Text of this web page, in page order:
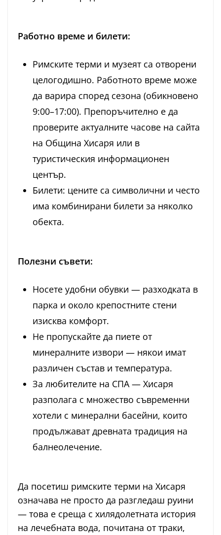
Работно време и билети:
Римските терми и музеят са отворени
целогодишно. Работното време може
да варира според сезона (обикновено
9:00–17:00). Препоръчително е да
проверите актуалните часове на сайта
на Община Хисаря или в
туристическия информационен
център.
Билети: цените са символични и често
има комбинирани билети за няколко
обекта.
Полезни съвети:
Носете удобни обувки — разходката в
парка и около крепостните стени
изисква комфорт.
Не пропускайте да пиете от
минералните извори — някои имат
различен състав и температура.
За любителите на СПА — Хисаря
разполага с множество съвременни
хотели с минерални басейни, които
продължават древната традиция на
балнеолечение.
Да посетиш римските терми на Хисаря
означава не просто да разгледаш руини
— това е среща с хилядолетната история
на лечебната вода, почитана от траки,